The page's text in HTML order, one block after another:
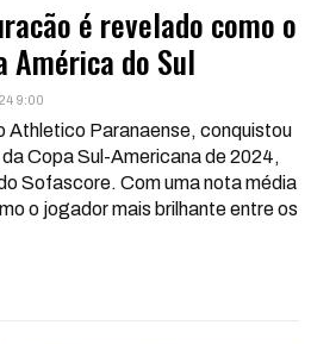
é revelado como o
América do Sul
9:00
Athletico Paranaense, conquistou
Copa Sul-Americana de 2024,
Sofascore. Com uma nota média
o jogador mais brilhante entre os